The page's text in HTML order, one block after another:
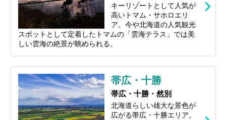
キーリゾートとして人気が
高いトマム・サホロエリ
ア。今や北海道の人気観光
スポットとして定着したトマムの「雲海テラス」では美
しい雲海の絶景が眺められる。
帯広・十勝
帯広・十勝・然別
北海道らしい雄大な景色が
広がる帯広・十勝エリア。